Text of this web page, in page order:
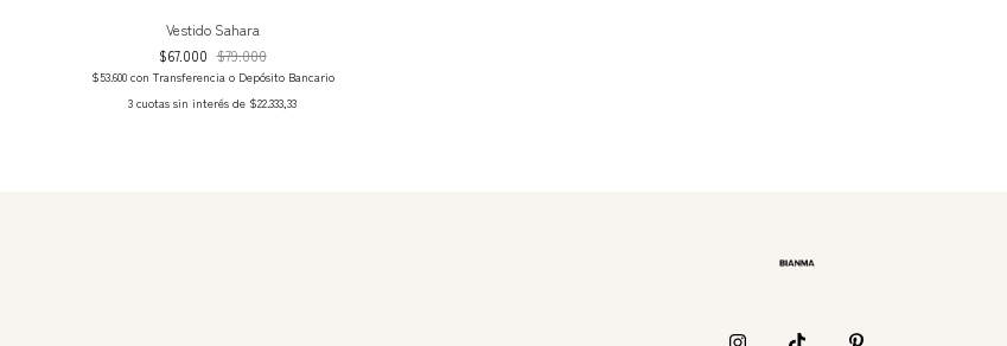
Vestido Sahara
$67.000 $79.000
$53.600 con Transferencia o Depósito Bancario
3 cuotas sin interés de $22.333,33